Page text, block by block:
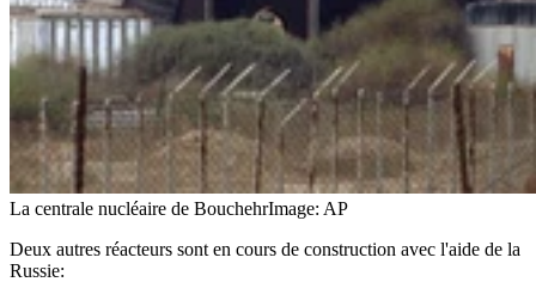
La centrale nucléaire de BouchehrImage: AP
Deux autres réacteurs sont en cours de construction avec l'aide de la
Russie: